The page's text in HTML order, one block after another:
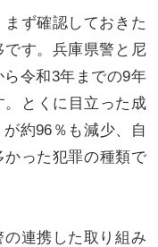
ず確認しておきた
す。兵庫県警と尼
令和3年までの9年
。とくに目立った成
約96％も減少、自
った犯罪の種類で
連携した取り組み